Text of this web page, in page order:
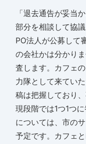
「退去通告が妥当
部分を相談して協
PO法人が公募して
の会社かは分かり
査します。カフェ
力隊として来てい
稿は把握しており
現段階では1つ1つ
については、市の
予定です。カフェ